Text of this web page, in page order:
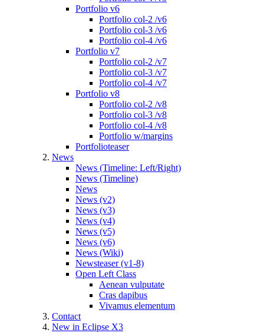
Portfolio v6
Portfolio col-2 /v6
Portfolio col-3 /v6
Portfolio col-4 /v6
Portfolio v7
Portfolio col-2 /v7
Portfolio col-3 /v7
Portfolio col-4 /v7
Portfolio v8
Portfolio col-2 /v8
Portfolio col-3 /v8
Portfolio col-4 /v8
Portfolio w/margins
Portfolioteaser
News
News (Timeline: Left/Right)
News (Timeline)
News
News (v2)
News (v3)
News (v4)
News (v5)
News (v6)
News (Wiki)
Newsteaser (v1-8)
Open Left Class
Aenean vulputate
Cras dapibus
Vivamus elementum
Contact
New in Eclipse X3